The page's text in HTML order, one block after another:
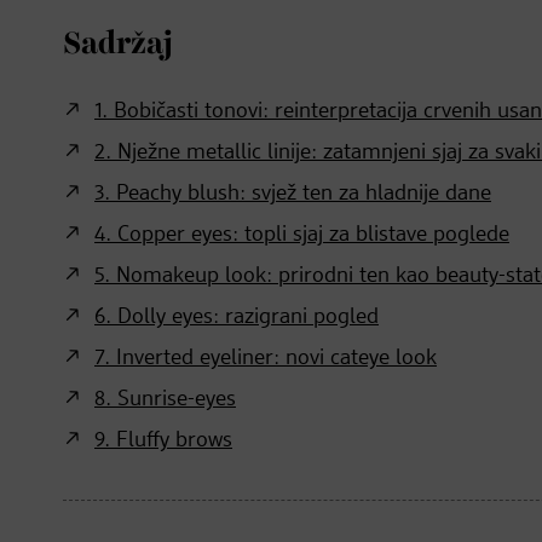
Sadržaj
1. Bobičasti tonovi: reinterpretacija crvenih
2. Nježne metallic linije: zatamnjeni sjaj za
3. Peachy blush: svjež ten za hladnije dane
4. Copper eyes: topli sjaj za blistave poglede
5. Nomakeup look: prirodni ten kao beauty-
6. Dolly eyes: razigrani pogled
7. Inverted eyeliner: novi cateye look
8. Sunrise-eyes
9. Fluffy brows